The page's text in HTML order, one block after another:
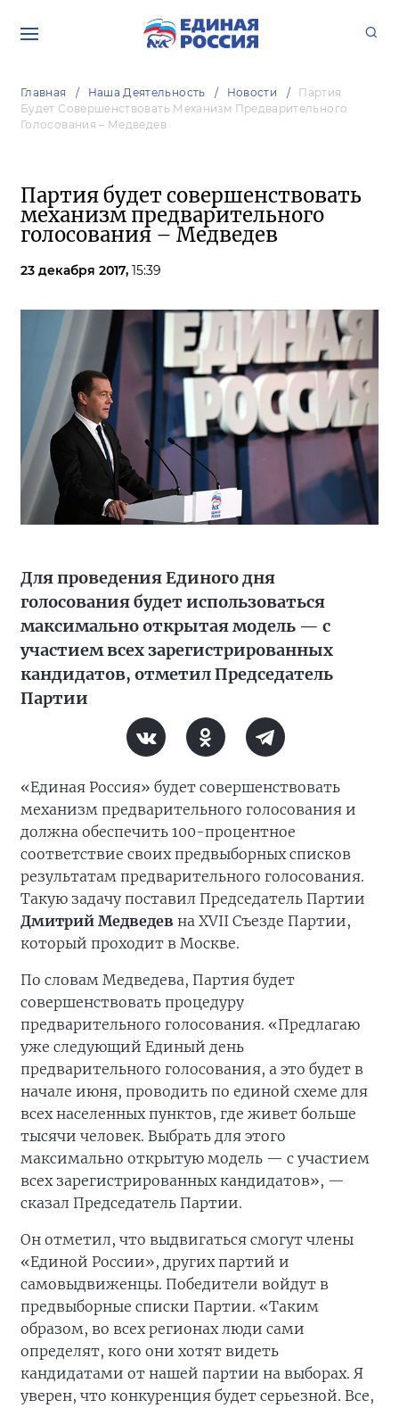
Главная Наша Деятельность Новости
Партия
Будет Совершенствовать Механизм Предварительного
Голосования – Медведев
Партия будет совершенствовать
механизм предварительного
голосования – Медведев
23 декабря 2017, 15:39
Для проведения Единого дня
голосования будет использоваться
максимально открытая модель — с
участием всех зарегистрированных
кандидатов, отметил Председатель
Партии
«Единая Россия» будет совершенствовать
механизм предварительного голосования и
должна обеспечить 100-процентное
соответствие своих предвыборных списков
результатам предварительного голосования.
Такую задачу поставил Председатель Партии
Дмитрий Медведев нa XVII Cъезде Партии,
который проходит в Москве.
По словам Медведева, Партия будет
совершенствовать процедуру
предварительного голосования. «Предлагаю
уже следующий Единый день
предварительного голосования, а это будет в
начале июня, проводить по единой схеме для
всех населенных пунктов, где живет больше
тысячи человек. Выбрать для этого
максимально открытую модель — с участием
всех зарегистрированных кандидатов», —
сказал Председатель Партии.
Он отметил, что выдвигаться смогут члены
«Единой России», других партий и
самовыдвиженцы. Победители войдут в
предвыборные списки Партии. «Таким
образом, во всех регионах люди сами
определят, кого они хотят видеть
кандидатами от нашей партии нa выборах. Я
уверен, что конкуренция будет серьезной. Все,